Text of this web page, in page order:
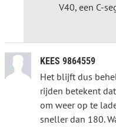
V40, een C-
KEES 9864559
Het blijft dus
rijden betekent
om weer op te
sneller dan 180.